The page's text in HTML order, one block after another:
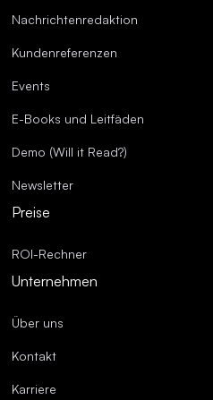
Nachrichtenredaktion
Kundenreferenzen
Events
E-Books und Leitfäden
Demo (Will it Read?)
Newsletter
Preise
ROI-Rechner
Unternehmen
Über uns
Kontakt
Karriere